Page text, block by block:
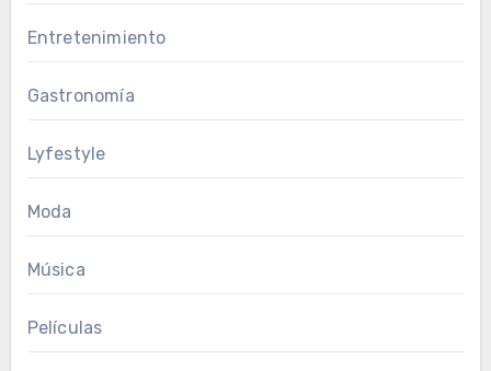
Entretenimiento
Gastronomía
Lyfestyle
Moda
Música
Películas